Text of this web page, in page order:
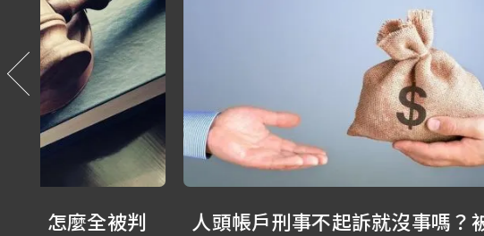
人頭帳戶刑事不起訴就沒事嗎？被害人
千萬